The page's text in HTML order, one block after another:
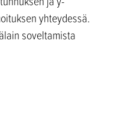
yhteydessä.
soveltamista